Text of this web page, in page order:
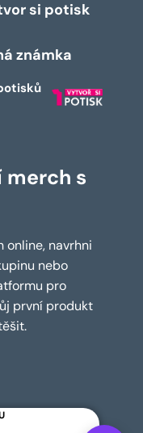
si potisk
známka
s
online, navrhni
nebo
pro
první produkt